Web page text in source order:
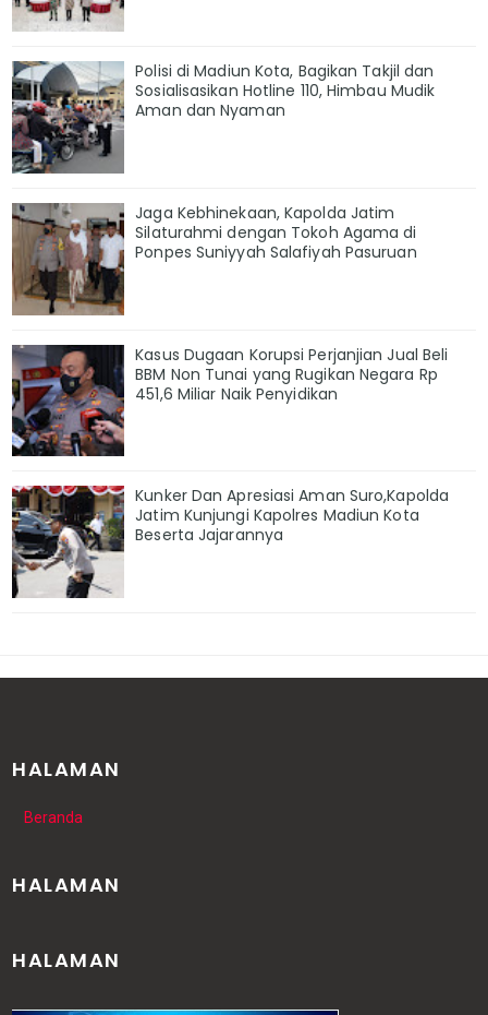
Polisi di Madiun Kota, Bagikan Takjil dan
Sosialisasikan Hotline 110, Himbau Mudik
Aman dan Nyaman
Jaga Kebhinekaan, Kapolda Jatim
Silaturahmi dengan Tokoh Agama di
Ponpes Suniyyah Salafiyah Pasuruan
Kasus Dugaan Korupsi Perjanjian Jual Beli
BBM Non Tunai yang Rugikan Negara Rp
451,6 Miliar Naik Penyidikan
Kunker Dan Apresiasi Aman Suro,Kapolda
Jatim Kunjungi Kapolres Madiun Kota
Beserta Jajarannya
HALAMAN
Beranda
HALAMAN
HALAMAN